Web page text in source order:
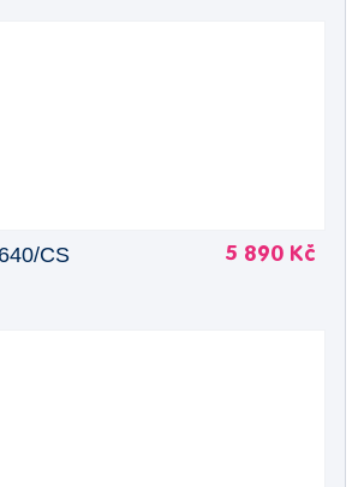
CS 5 890 Kč